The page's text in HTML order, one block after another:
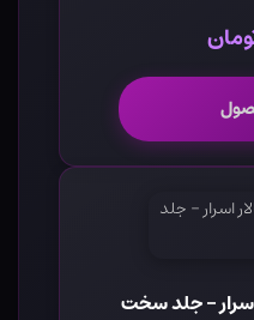
اسرار - جلد سخت